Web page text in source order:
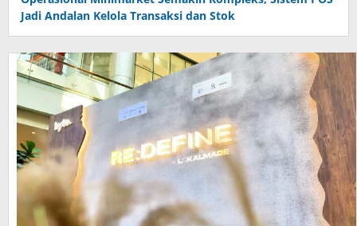
Jadi Andalan Kelola Transaksi dan Stok